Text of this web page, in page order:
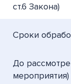
ст.6 Закона)
Сроки
До
мероприятия)